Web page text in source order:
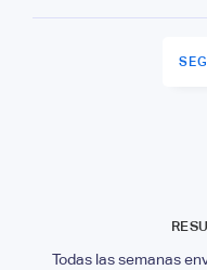
Todas las semanas